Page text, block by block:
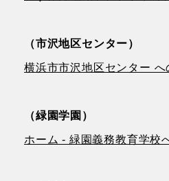
（市沢地区センター）
横浜市市沢地区センター へ
（緑園学園）
ホーム - 緑園義務教育学校